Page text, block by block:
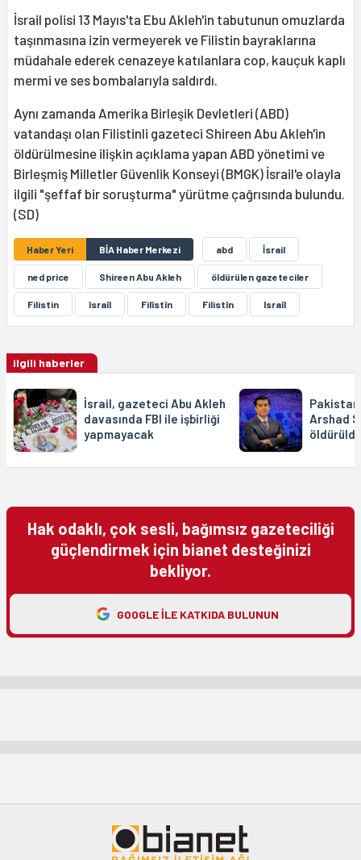
İsrail polisi 13 Mayıs'ta Ebu Akleh'in tabutunun omuzlarda
taşınmasına izin vermeyerek ve Filistin bayraklarına
müdahale ederek cenazeye katılanlara cop, kauçuk kaplı
mermi ve ses bombalarıyla saldırdı.
Aynı zamanda Amerika Birleşik Devletleri (ABD)
vatandaşı olan Filistinli gazeteci Shireen Abu Akleh'in
öldürülmesine ilişkin açıklama yapan ABD yönetimi ve
Birleşmiş Milletler Güvenlik Konseyi (BMGK) İsrail'e olayla
ilgili "şeffaf bir soruşturma" yürütme çağrısında bulundu.
(SD)
Haber Yeri BİA Haber Merkezi abd İsrail
ned price Shireen Abu Akleh öldürülen gazeteciler
Filistin îsraîl Filîstîn Filistîn Israîl
ilgili haberler
İsrail, gazeteci Abu Akleh
davasında FBI ile işbirliği
yapmayacak
Arshad
öldürüldü
Hak odaklı, çok sesli, bağımsız gazeteciliği
güçlendirmek için bianet desteğinizi
bekliyor.
GOOGLE ILE KATKIDA BULUNUN